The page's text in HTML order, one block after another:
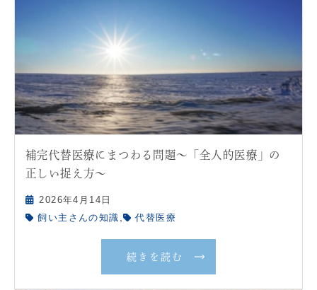
補完代替医療にまつわる問題〜「全人的医療」の
正しい捉え方〜
2026年4月14日
飼い主さんの知識 , 代替医療
続きを読む